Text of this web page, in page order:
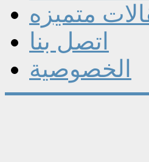
متميزه
اتصل بنا
الخصوصية